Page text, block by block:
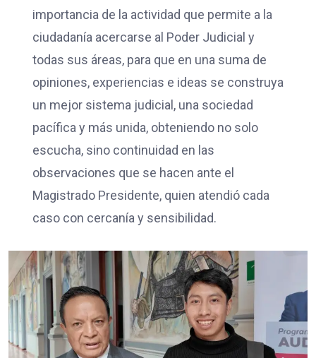
importancia de la actividad que permite a la
ciudadanía acercarse al Poder Judicial y
todas sus áreas, para que en una suma de
opiniones, experiencias e ideas se construya
un mejor sistema judicial, una sociedad
pacífica y más unida, obteniendo no solo
escucha, sino continuidad en las
observaciones que se hacen ante el
Magistrado Presidente, quien atendió cada
caso con cercanía y sensibilidad.